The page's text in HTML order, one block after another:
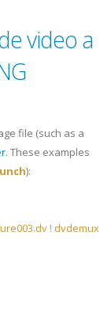
video a
file (such as a
. These examples
):
! dvdemux